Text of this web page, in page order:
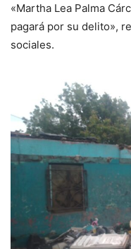
«Martha Lea Palma
pagará por su delito»,
sociales.